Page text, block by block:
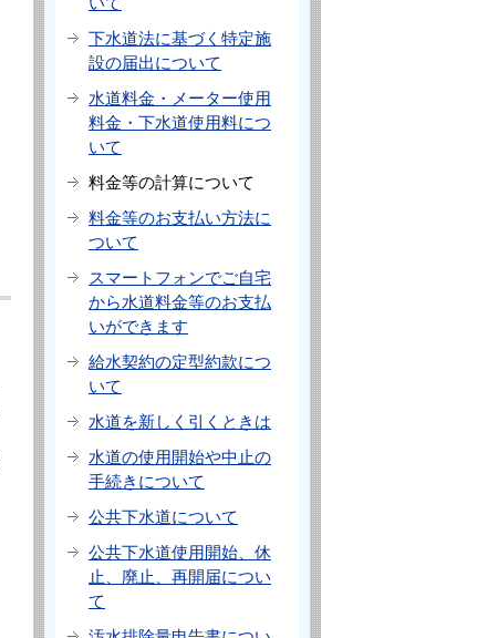
下水道法に基づく特定施
設の届出について
水道料金・メーター使用
料金・下水道使用料につ
いて
料金等の計算について
料金等のお支払い方法に
ついて
スマートフォンでご自宅
から水道料金等のお支払
いができます
給水契約の定型約款につ
いて
水道を新しく引くときは
水道の使用開始や中止の
手続きについて
公共下水道について
公共下水道使用開始、休
止、廃止、再開届につい
て